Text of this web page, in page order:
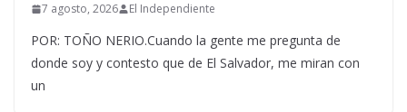
7 agosto, 2026 El Independiente
POR: TOÑO NERIO.Cuando la gente me pregunta de
donde soy y contesto que de El Salvador, me miran con
un